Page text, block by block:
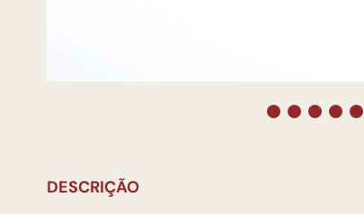
DESCRIÇÃO